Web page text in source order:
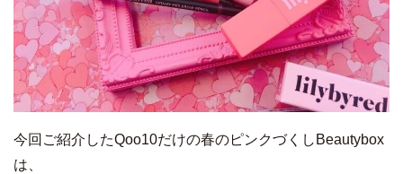
今回ご紹介したQoo10だけの春のピンクづくしBeautybox
は、